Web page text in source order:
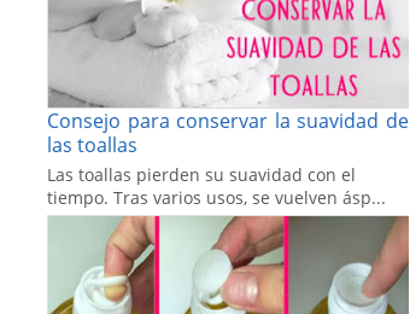
Consejo para conservar la suavidad de
las toallas
Las toallas pierden su suavidad con el
tiempo. Tras varios usos, se vuelven ásp...